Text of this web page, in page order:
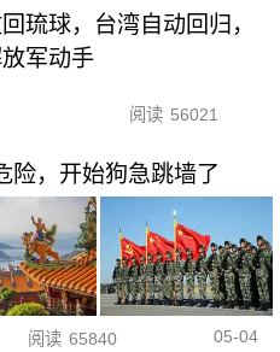
琉球，台湾自动回归，
军动手
阅读 56021
险，开始狗急跳墙了
阅读 65840 05-04